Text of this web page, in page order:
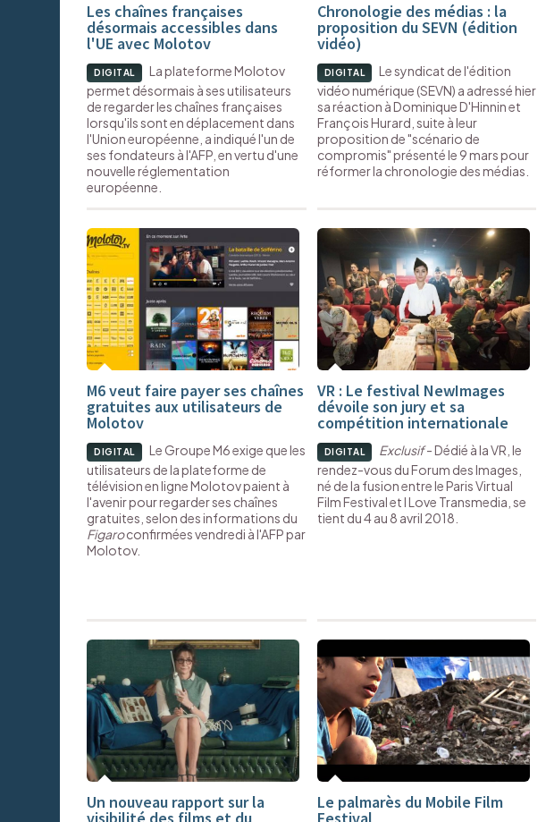
Les chaînes françaises
désormais accessibles dans
l'UE avec Molotov
DIGITAL
La plateforme Molotov
permet désormais à ses utilisateurs
de regarder les chaînes françaises
lorsqu'ils sont en déplacement dans
l'Union européenne, a indiqué l'un de
ses fondateurs à l'AFP, en vertu d'une
nouvelle réglementation
européenne.
Chronologie des médias : la
proposition du SEVN (édition
vidéo)
DIGITAL
Le syndicat de l'édition
vidéo numérique (SEVN) a adressé hier
sa réaction à Dominique D'Hinnin et
François Hurard, suite à leur
proposition de "scénario de
compromis" présenté le 9 mars pour
réformer la chronologie des médias.
M6 veut faire payer ses chaînes
gratuites aux utilisateurs de
Molotov
DIGITAL
Le Groupe M6 exige que les
utilisateurs de la plateforme de
télévision en ligne Molotov paient à
l'avenir pour regarder ses chaînes
gratuites, selon des informations du
Figaroconfirmées vendredi à l'AFP par
Molotov.
VR : Le festival NewImages
dévoile son jury et sa
compétition internationale
DIGITAL Exclusif- Dédié à la VR, le
rendez-vous du Forum des Images,
né de la fusion entre le Paris Virtual
Film Festival et I Love Transmedia, se
tient du 4 au 8 avril 2018.
Un nouveau rapport sur la Le palmarès du Mobile Film